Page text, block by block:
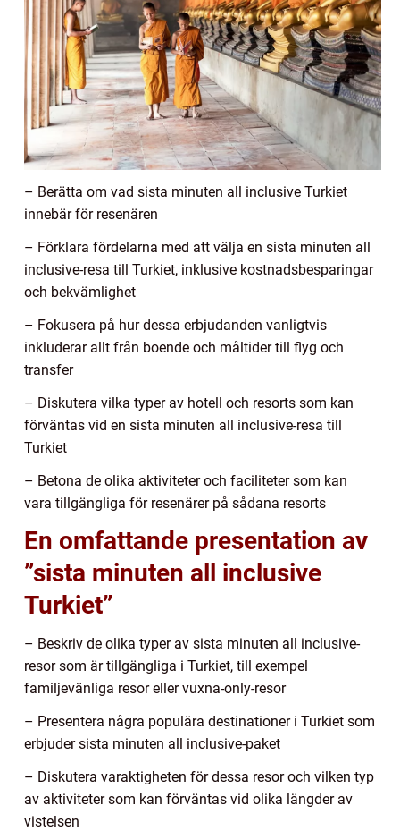
– Berätta om vad sista minuten all inclusive Turkiet
innebär för resenären
– Förklara fördelarna med att välja en sista minuten all
inclusive-resa till Turkiet, inklusive kostnadsbesparingar
och bekvämlighet
– Fokusera på hur dessa erbjudanden vanligtvis
inkluderar allt från boende och måltider till flyg och
transfer
– Diskutera vilka typer av hotell och resorts som kan
förväntas vid en sista minuten all inclusive-resa till
Turkiet
– Betona de olika aktiviteter och faciliteter som kan
vara tillgängliga för resenärer på sådana resorts
En omfattande presentation av
”sista minuten all inclusive
Turkiet”
– Beskriv de olika typer av sista minuten all inclusive-
resor som är tillgängliga i Turkiet, till exempel
familjevänliga resor eller vuxna-only-resor
– Presentera några populära destinationer i Turkiet som
erbjuder sista minuten all inclusive-paket
– Diskutera varaktigheten för dessa resor och vilken typ
av aktiviteter som kan förväntas vid olika längder av
vistelsen